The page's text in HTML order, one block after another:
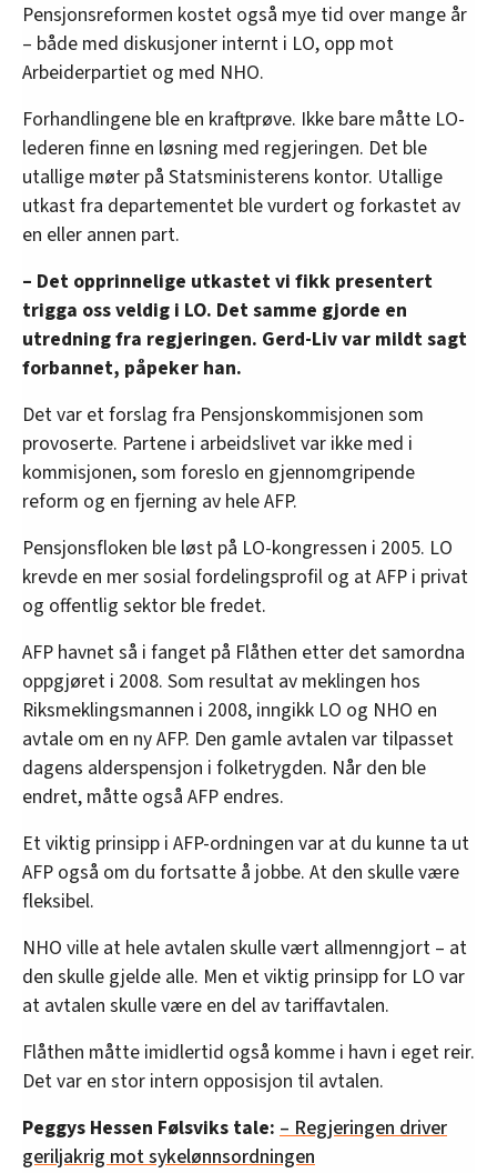
Pensjonsreformen kostet også mye tid over mange år
– både med diskusjoner internt i LO, opp mot
Arbeiderpartiet og med NHO.
Forhandlingene ble en kraftprøve. Ikke bare måtte LO-
lederen finne en løsning med regjeringen. Det ble
utallige møter på Statsministerens kontor. Utallige
utkast fra departementet ble vurdert og forkastet av
en eller annen part.
– Det opprinnelige utkastet vi fikk presentert
trigga oss veldig i LO. Det samme gjorde en
utredning fra regjeringen. Gerd-Liv var mildt sagt
forbannet, påpeker han.
Det var et forslag fra Pensjonskommisjonen som
provoserte. Partene i arbeidslivet var ikke med i
kommisjonen, som foreslo en gjennomgripende
reform og en fjerning av hele AFP.
Pensjonsfloken ble løst på LO-kongressen i 2005. LO
krevde en mer sosial fordelingsprofil og at AFP i privat
og offentlig sektor ble fredet.
AFP havnet så i fanget på Flåthen etter det samordna
oppgjøret i 2008. Som resultat av meklingen hos
Riksmeklingsmannen i 2008, inngikk LO og NHO en
avtale om en ny AFP. Den gamle avtalen var tilpasset
dagens alderspensjon i folketrygden. Når den ble
endret, måtte også AFP endres.
Et viktig prinsipp i AFP-ordningen var at du kunne ta ut
AFP også om du fortsatte å jobbe. At den skulle være
fleksibel.
NHO ville at hele avtalen skulle vært allmenngjort – at
den skulle gjelde alle. Men et viktig prinsipp for LO var
at avtalen skulle være en del av tariffavtalen.
Flåthen måtte imidlertid også komme i havn i eget reir.
Det var en stor intern opposisjon til avtalen.
Peggys Hessen Følsviks tale: – Regjeringen driver
geriljakrig mot sykelønnsordningen